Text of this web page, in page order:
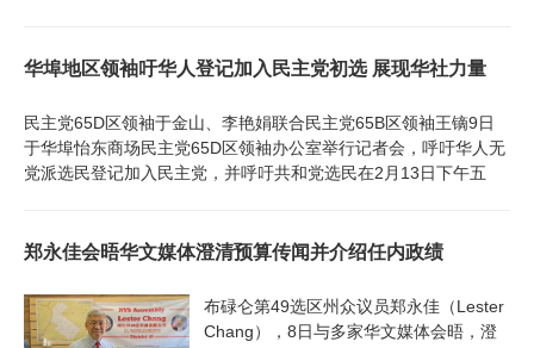
华埠地区领袖吁华人登记加入民主党初选 展现华社力量
民主党65D区领袖于金山、李艳娟联合民主党65B区领袖王镝9日
于华埠怡东商场民主党65D区领袖办公室举行记者会，呼吁华人无
党派选民登记加入民主党，并呼吁共和党选民在2月13日下午五
郑永佳会晤华文媒体澄清预算传闻并介绍任内政绩
布碌仑第49选区州众议员郑永佳（Lester
Chang），8日与多家华文媒体会晤，澄